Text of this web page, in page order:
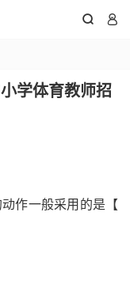
 
学体育教师招
作一般采用的是【